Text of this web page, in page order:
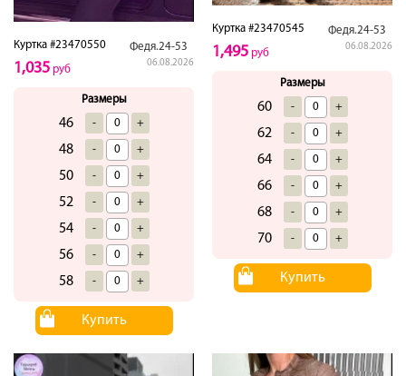
Куртка #23470550 Федя.24-53
06.08.2026
1,035 руб
Размеры
46 - +
48 - +
50 - +
52 - +
54 - +
56 - +
58 - +
Купить
Куртка #23470545 Федя.24-53
06.08.2026
1,495 руб
Размеры
60 - +
62 - +
64 - +
66 - +
68 - +
70 - +
Купить